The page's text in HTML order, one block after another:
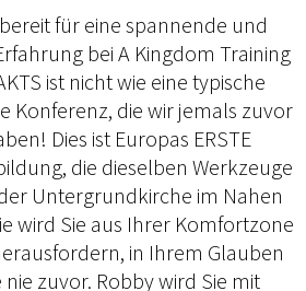
für eine spannende und
bei A Kingdom Training
ist nicht wie eine typische
Konferenz, die wir jemals zuvor
Dies ist Europas ERSTE
die dieselben Werkzeuge
Untergrundkirche im Nahen
wird Sie aus Ihrer Komfortzone
in Ihrem Glauben
zuvor. Robby wird Sie mit